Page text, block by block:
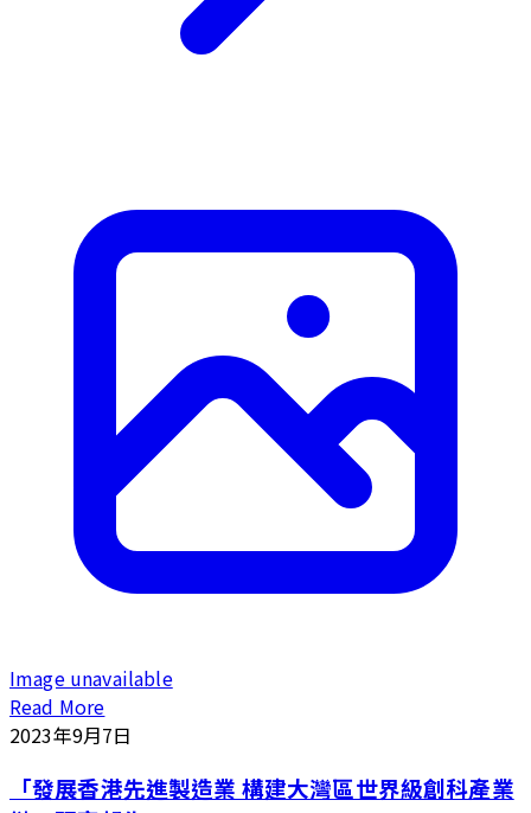
Image unavailable
Read More
2023年9月7日
「發展香港先進製造業 構建大灣區世界級創科產業